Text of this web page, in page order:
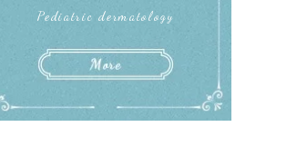
Pediatric dermatology